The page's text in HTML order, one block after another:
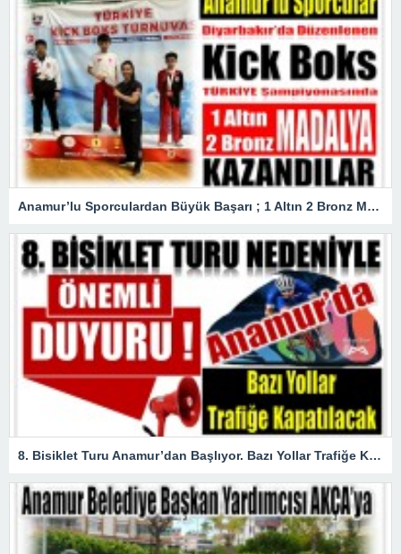
Anamur’lu Sporculardan Büyük Başarı ; 1 Altın 2 Bronz Madalya Kazandılar
8. Bisiklet Turu Anamur’dan Başlıyor. Bazı Yollar Trafiğe Kapatılacak